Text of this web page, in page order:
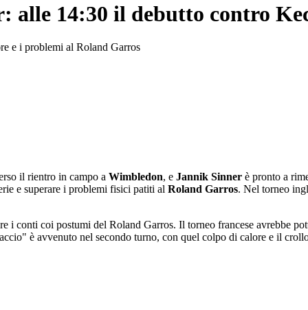
alle 14:30 il debutto contro
e i problemi al Roland Garros
il rientro in campo a Wimbledon, e Jannik Sinner è pronto a
e superare i problemi fisici patiti al Roland Garros. Nel torneo
i conti coi postumi del Roland Garros. Il torneo francese avrebbe
è avvenuto nel secondo turno, con quel colpo di calore e il